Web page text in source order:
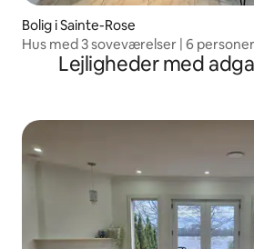
Bolig i Sainte-Rose
Hus med 3 soveværelser | 6
Lejligheder med